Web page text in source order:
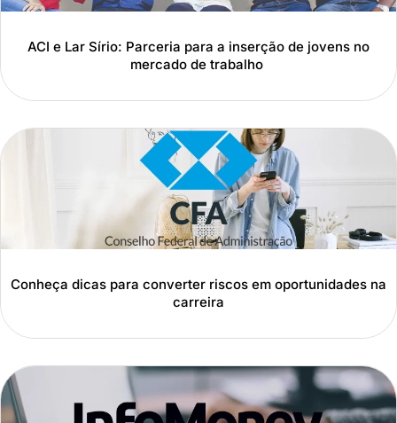
ACI e Lar Sírio: Parceria para a inserção de jovens no
mercado de trabalho
Conheça dicas para converter riscos em oportunidades na
carreira